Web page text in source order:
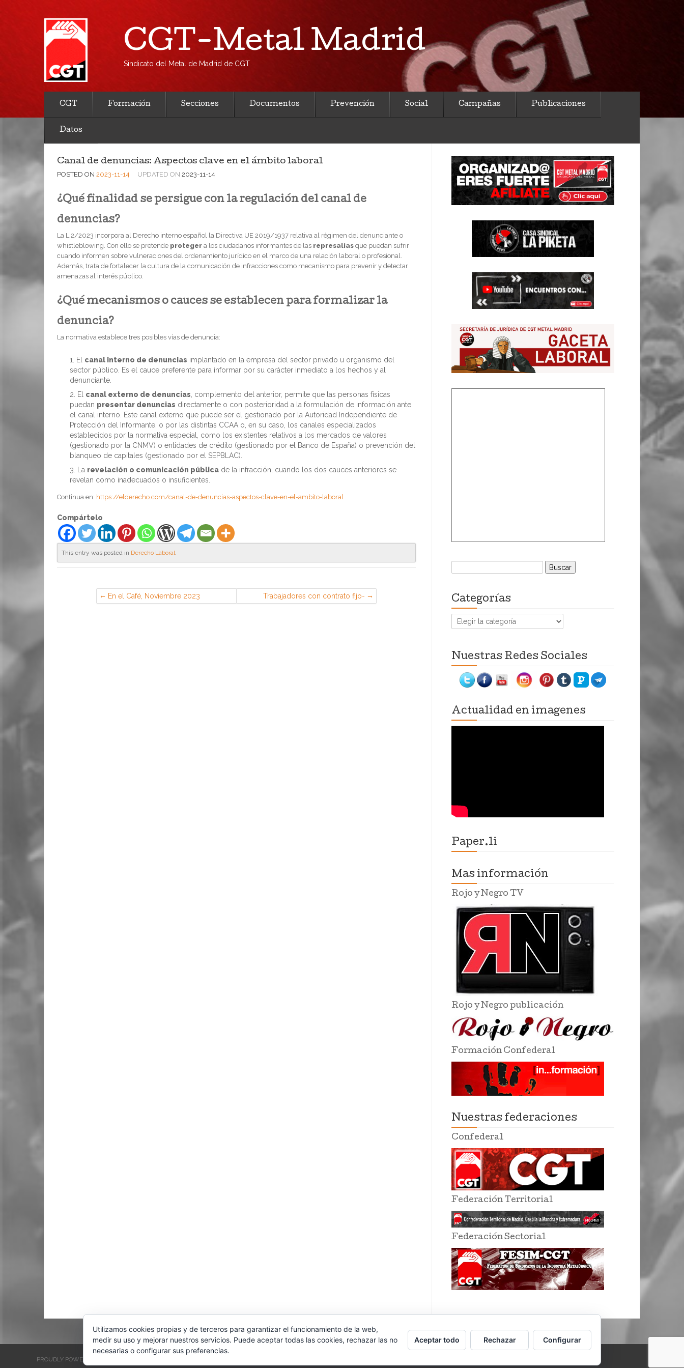
CGT-Metal Madrid
Sindicato del Metal de Madrid de CGT
CGT Formación Secciones Documentos Prevención Social Campañas Publicaciones
Datos
Canal de denuncias: Aspectos clave en el ámbito laboral
POSTED ON 2023-11-14 UPDATED ON 2023-11-14
¿Qué finalidad se persigue con la regulación del canal de
denuncias?
La L 2/2023 incorpora al Derecho interno español la Directiva UE 2019/1937 relativa al régimen del denunciante o
whistleblowing. Con ello se pretende proteger a los ciudadanos informantes de las represalias que puedan sufrir
cuando informen sobre vulneraciones del ordenamiento jurídico en el marco de una relación laboral o profesional.
Además, trata de fortalecer la cultura de la comunicación de infracciones como mecanismo para prevenir y detectar
amenazas al interés público.
¿Qué mecanismos o cauces se establecen para formalizar la
denuncia?
La normativa establece tres posibles vías de denuncia:
El canal interno de denuncias implantado en la empresa del sector privado u organismo del
sector público. Es el cauce preferente para informar por su carácter inmediato a los hechos y al
denunciante.
El canal externo de denuncias , complemento del anterior, permite que las personas físicas
puedan presentar denuncias directamente o con posterioridad a la formulación de información ante
el canal interno. Este canal externo que puede ser el gestionado por la Autoridad Independiente de
Protección del Informante, o por las distintas CCAA o, en su caso, los canales especializados
establecidos por la normativa especial, como los existentes relativos a los mercados de valores
(gestionado por la CNMV) o entidades de crédito (gestionado por el Banco de España) o prevención del
blanqueo de capitales (gestionado por el SEPBLAC).
La revelación o comunicación pública de la infracción, cuando los dos cauces anteriores se
revelan como inadecuados o insuficientes.
Continua en: https://elderecho.com/canal-de-denuncias-aspectos-clave-en-el-ambito-laboral
Compártelo
This entry was posted in Derecho Laboral.
En el Café, Noviembre 2023
(Sección Sindical de CGT en Airbus,
Trabajadores con contrato fijo-
discontinuo llamados por WhatsApp
Buscar:
Categorías
Categorías
Nuestras Redes Sociales
Actualidad en imagenes
Paper.li
Mas información
Rojo y Negro TV
Rojo y Negro publicación
Formación Confederal
Nuestras federaciones
Confederal
Federación Territorial
Federación Sectorial
PROUDLY POWERED BY WORDPRESS
Utilizamos cookies propias y de terceros para garantizar el funcionamiento de la web,
medir su uso y mejorar nuestros servicios. Puede aceptar todas las cookies, rechazar las no
necesarias o configurar sus preferencias.
Aceptar todo Rechazar Configurar